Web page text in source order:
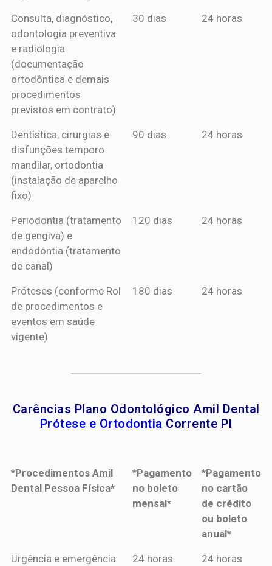
mensal*
de crédito
Consulta, diagnóstico,
odontologia preventiva
e radiologia
(documentação
ortodôntica e demais
procedimentos
previstos em contrato)
30 dias 24 horas
Dentística, cirurgias e
disfunções temporo
mandilar, ortodontia
(instalação de aparelho
fixo)
90 dias 24 horas
Periodontia (tratamento
de gengiva) e
endodontia (tratamento
de canal)
120 dias 24 horas
Próteses (conforme Rol
de procedimentos e
eventos em saúde
vigente)
180 dias 24 horas
Carências Plano Odontológico Amil Dental
Prótese e Ortodontia Corrente PI
*Procedimentos Amil
Dental Pessoa Física*
*Pagamento
no boleto
mensal*
*Pagamento
no cartão
de crédito
ou boleto
anual*
*Procedimentos Amil
*Pagamento
*Pagamento
Urgência e emergência 24 horas 24 horas